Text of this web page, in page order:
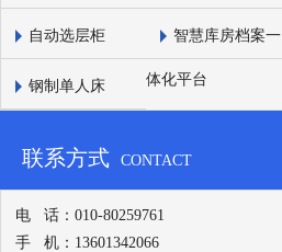
自动选层柜 智慧库房档案一
体化平台
钢制单人床
联系方式 CONTACT
电 话：010-80259761
手 机：13601342066